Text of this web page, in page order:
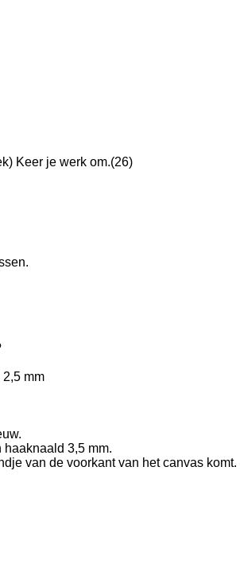
Keer je werk om.(26)
mm
3,5 mm.
van de voorkant van het canvas komt.